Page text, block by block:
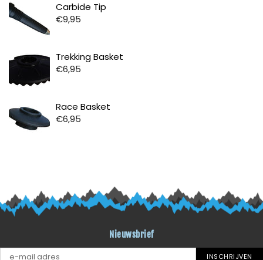
Carbide Tip
€9,95
Trekking Basket
€6,95
Race Basket
€6,95
Nieuwsbrief
INSCHRIJVEN